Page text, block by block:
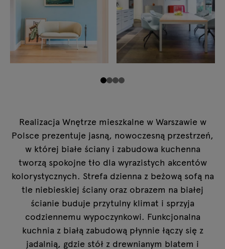
Realizacja Wnętrze mieszkalne w Warszawie w
Polsce prezentuje jasną, nowoczesną przestrzeń,
w której białe ściany i zabudowa kuchenna
tworzą spokojne tło dla wyrazistych akcentów
kolorystycznych. Strefa dzienna z beżową sofą na
tle niebieskiej ściany oraz obrazem na białej
ścianie buduje przytulny klimat i sprzyja
codziennemu wypoczynkowi. Funkcjonalna
kuchnia z białą zabudową płynnie łączy się z
jadalnią, gdzie stół z drewnianym blatem i